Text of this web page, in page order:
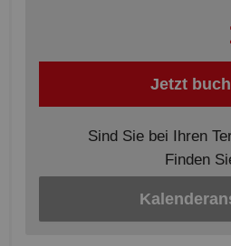
Jetzt
Sind Sie bei Ihren
Finden